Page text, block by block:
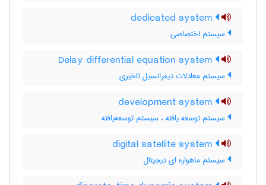
سیستم اختصاصی
سیستم معادلات دیفرانسیل تاخیری
سیستم توسعه یافته ، سیستم توسعه‌یافته
سیستم ماهواره ای دیجیتال